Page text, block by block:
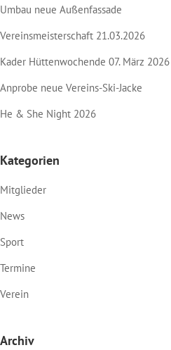
Umbau neue Außenfassade
Vereinsmeisterschaft 21.03.2026
Kader Hüttenwochende 07. März 2026
Anprobe neue Vereins-Ski-Jacke
He & She Night 2026
Kategorien
Mitglieder
News
Sport
Termine
Verein
Archiv